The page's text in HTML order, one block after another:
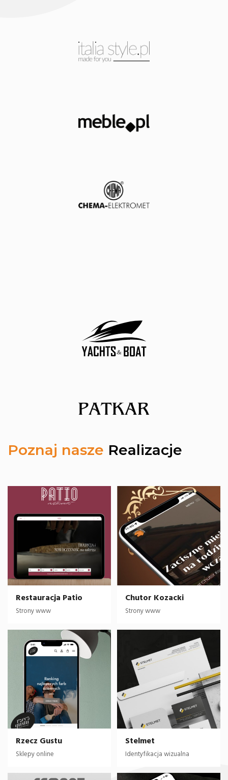
Poznaj nasze Realizacje
Restauracja Patio
Strony www
Chutor Kozacki
Strony www
Rzecz Gustu
Sklepy online
Stelmet
Identyfikacja wizualna